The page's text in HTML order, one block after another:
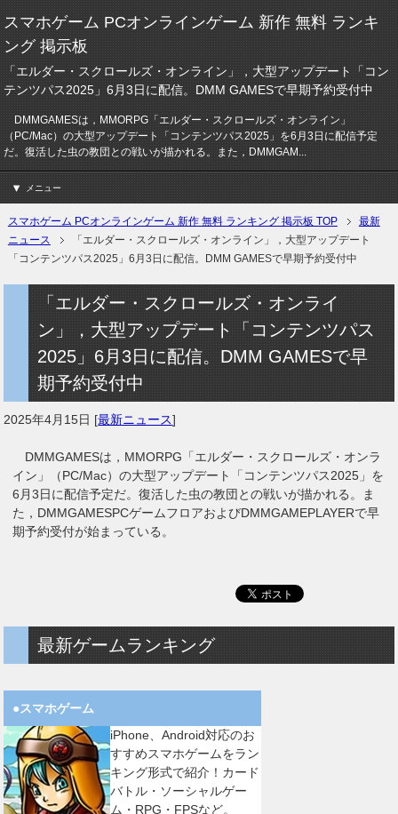
スマホゲーム PCオンラインゲーム 新作 無料 ランキ
ング 掲示板
「エルダー・スクロールズ・オンライン」，大型アップデート「コン
テンツパス2025」6月3日に配信。DMM GAMESで早期予約受付中
DMMGAMESは，MMORPG「エルダー・スクロールズ・オンライン」
（PC/Mac）の大型アップデート「コンテンツパス2025」を6月3日に配信予定
だ。復活した虫の教団との戦いが描かれる。また，DMMGAM...
メニュー
スマホゲーム PCオンラインゲーム 新作 無料 ランキング 掲示板 TOP
最新
ニュース
「エルダー・スクロールズ・オンライン」，大型アップデート
「コンテンツパス2025」6月3日に配信。DMM GAMESで早期予約受付中
「エルダー・スクロールズ・オンライ
ン」，大型アップデート「コンテンツパス
2025」6月3日に配信。DMM GAMESで早
期予約受付中
2025年4月15日 [最新ニュース]
DMMGAMESは，MMORPG「エルダー・スクロールズ・オンラ
イン」（PC/Mac）の大型アップデート「コンテンツパス2025」を
6月3日に配信予定だ。復活した虫の教団との戦いが描かれる。ま
た，DMMGAMESPCゲームフロアおよびDMMGAMEPLAYERで早
期予約受付が始まっている。
最新ゲームランキング
●スマホゲーム
iPhone、Android対応のお
すすめスマホゲームをラン
キング形式で紹介！カード
バトル・ソーシャルゲー
ム・RPG・FPSなど。